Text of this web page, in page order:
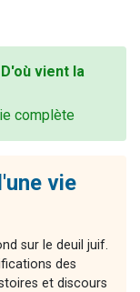
D'où vient la
complète
vie
sur le deuil juif.
des
et discours